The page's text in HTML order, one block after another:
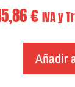
€ IVA y
Añadir